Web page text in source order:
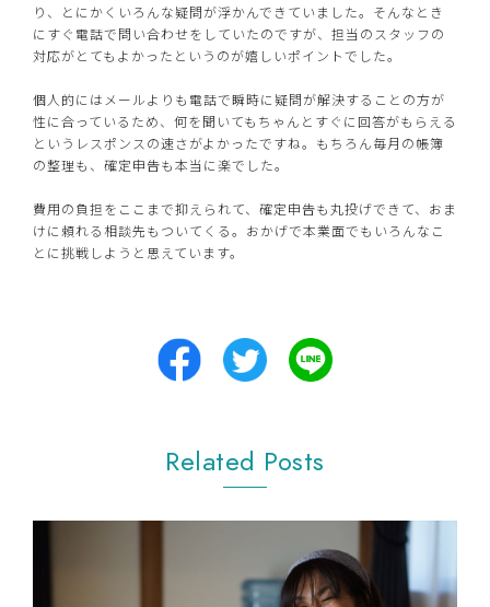
り、とにかくいろんな疑問が浮かんできていました。そんなとき
にすぐ電話で問い合わせをしていたのですが、担当のスタッフの
対応がとてもよかったというのが嬉しいポイントでした。
個人的にはメールよりも電話で瞬時に疑問が解決することの方が
性に合っているため、何を聞いてもちゃんとすぐに回答がもらえる
というレスポンスの速さがよかったですね。もちろん毎月の帳簿
の整理も、確定申告も本当に楽でした。
費用の負担をここまで抑えられて、確定申告も丸投げできて、おま
けに頼れる相談先もついてくる。おかげで本業面でもいろんなこ
とに挑戦しようと思えています。
Related Posts